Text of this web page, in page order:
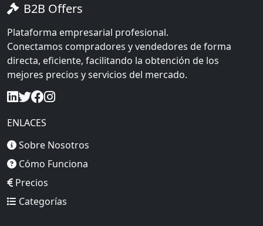
B2B Offers
Plataforma empresarial profesional.
Conectamos compradores y vendedores de forma
directa, eficiente, facilitando la obtención de los
mejores precios y servicios del mercado.
ENLACES
Sobre Nosotros
Cómo Funciona
Precios
Categorías